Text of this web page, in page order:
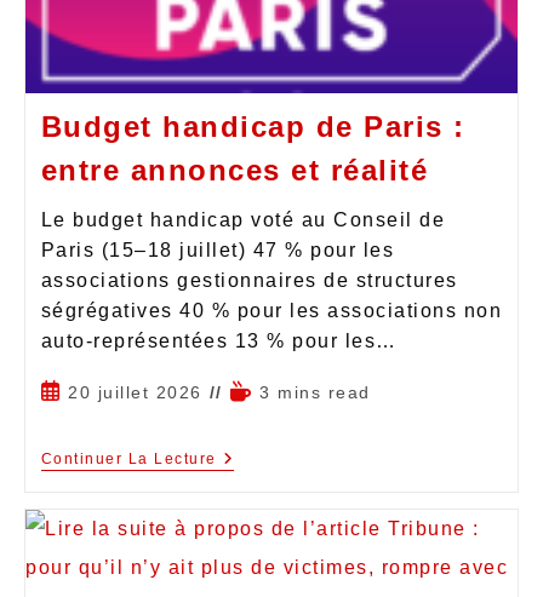
Budget handicap de Paris :
entre annonces et réalité
Le budget handicap voté au Conseil de
Paris (15–18 juillet) 47 % pour les
associations gestionnaires de structures
ségrégatives 40 % pour les associations non
auto-représentées 13 % pour les…
20 juillet 2026 3 mins read
Continuer La Lecture